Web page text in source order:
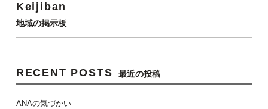
Keijiban
地域の掲示板
RECENT POSTS 最近の投稿
ANAの気づかい